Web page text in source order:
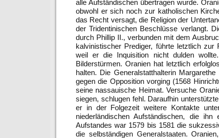
alle Aufständischen übertragen wurde.
obwohl er sich noch zur katholischen
das Recht versagt, die Religion der
der Tridentinischen Beschlüsse verlangt.
durch Phillip II., verbunden mit dem
kalvinistischer Prediger, führte letztlich
weil er die Inquisition nicht dulden
Bilderstürmen. Oranien hat letztlich
halten. Die Generalstatthalterin
gegen die Opposition vorging (1568
seine nassauische Heimat. Versuche
siegen, schlugen fehl. Daraufhin
er in der Folgezeit weitere Kontakte
niederländischen Aufständischen, die
Aufstandes war 1579 bis 1581 die
die selbständigen Generalstaaten.